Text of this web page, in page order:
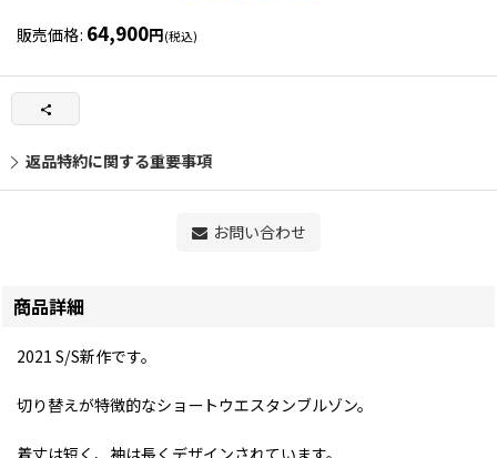
販売価格: 64,900円(税込)
返品特約に関する重要事項
お問い合わせ
商品詳細
2021 S/S新作です。
切り替えが特徴的なショートウエスタンブルゾン。
着丈は短く、袖は長くデザインされています。